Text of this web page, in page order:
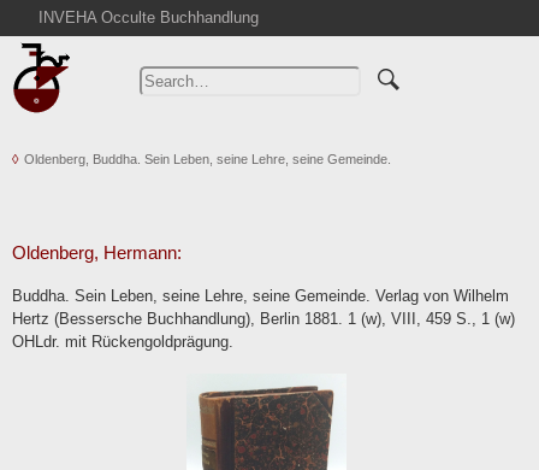
INVEHA Occulte Buchhandlung
Home
Advanced Search
Cart
Contact
Terms
Oldenberg, Buddha. Sein Leben, seine Lehre, seine Gemeinde.
Oldenberg, Hermann:
Buddha. Sein Leben, seine Lehre, seine Gemeinde. Verlag von Wilhelm
Hertz (Bessersche Buchhandlung), Berlin 1881. 1 (w), VIII, 459 S., 1 (w)
OHLdr. mit Rückengoldprägung.